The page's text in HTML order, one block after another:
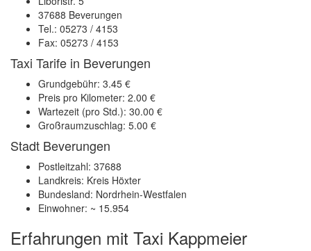
37688 Beverungen
Tel.: 05273 / 4153
Fax: 05273 / 4153
Taxi Tarife in Beverungen
Grundgebühr: 3.45 €
Preis pro Kilometer: 2.00 €
Wartezeit (pro Std.): 30.00 €
Großraumzuschlag: 5.00 €
Stadt Beverungen
Postleitzahl: 37688
Landkreis: Kreis Höxter
Bundesland: Nordrhein-Westfalen
Einwohner: ~ 15.954
Erfahrungen mit Taxi Kappmeier